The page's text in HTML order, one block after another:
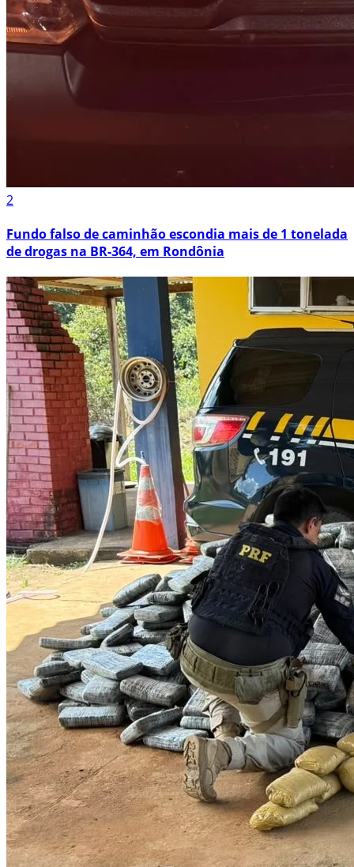
2
Fundo falso de caminhão escondia mais de 1 tonelada
de drogas na BR-364, em Rondônia